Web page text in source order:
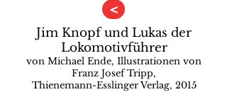
<
Jim Knopf und Lukas der
Lokomotivführer
von Michael Ende, Illustrationen von
Franz Josef Tripp,
Thienemann-Esslinger Verlag, 2015